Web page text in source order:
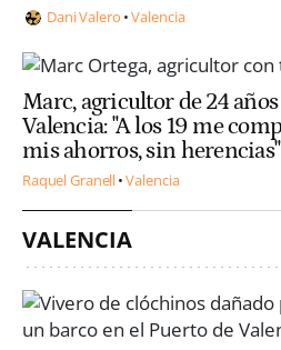
Dani Valero Valencia
Marc, agricultor de 24
Valencia: "A los 19 me
mis ahorros, sin herencias"
Raquel Granell Valencia
VALENCIA